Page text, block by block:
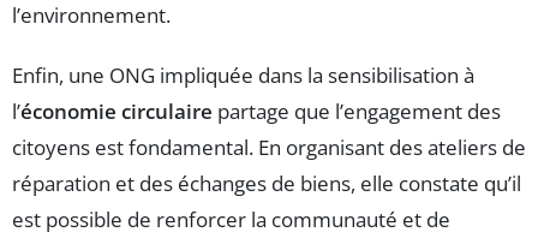
l’environnement.
Enfin, une ONG impliquée dans la sensibilisation à
l’économie circulaire partage que l’engagement des
citoyens est fondamental. En organisant des ateliers de
réparation et des échanges de biens, elle constate qu’il
est possible de renforcer la communauté et de